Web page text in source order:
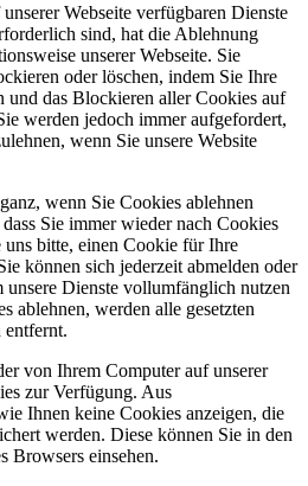
Webseite verfügbaren Dienste
sind, hat die Ablehnung
unserer Webseite. Sie
oder löschen, indem Sie Ihre
und das Blockieren aller Cookies auf
werden jedoch immer aufgefordert,
wenn Sie unsere Website
wenn Sie Cookies ablehnen
Sie immer wieder nach Cookies
uns bitte, einen Cookie für Ihre
können sich jederzeit abmelden oder
unsere Dienste vollumfänglich nutzen
ablehnen, werden alle gesetzten
entfernt.
von Ihrem Computer auf unserer
zur Verfügung. Aus
Ihnen keine Cookies anzeigen, die
werden. Diese können Sie in den
Browsers einsehen.